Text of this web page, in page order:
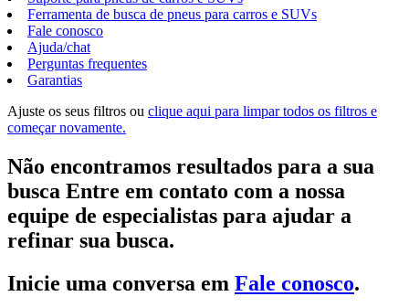
Ferramenta de busca de pneus para carros e SUVs
Fale conosco
Ajuda/chat
Perguntas frequentes
Garantias
Ajuste os seus filtros ou clique aqui para limpar todos os filtros e
começar novamente.
Não encontramos resultados para a sua
busca Entre em contato com a nossa
equipe de especialistas para ajudar a
refinar sua busca.
Inicie uma conversa em Fale conosco.